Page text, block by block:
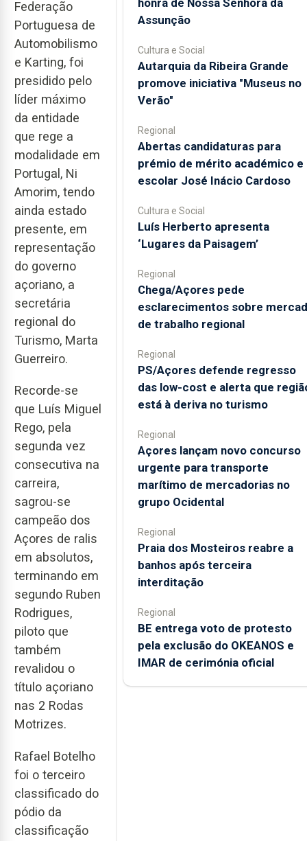
Federação
Portuguesa de
Automobilismo
e Karting, foi
presidido pelo
líder máximo
da entidade
que rege a
modalidade em
Portugal, Ni
Amorim, tendo
ainda estado
presente, em
representação
do governo
açoriano, a
secretária
regional do
Turismo, Marta
Guerreiro.
Recorde-se
que Luís Miguel
Rego, pela
segunda vez
consecutiva na
carreira,
sagrou-se
campeão dos
Açores de ralis
em absolutos,
terminando em
segundo Ruben
Rodrigues,
piloto que
também
revalidou o
título açoriano
nas 2 Rodas
Motrizes.
Rafael Botelho
foi o terceiro
classificado do
pódio da
classificação
Assunção
Cultura e Social
Autarquia da Ribeira Grande
promove iniciativa "Museus no
Verão"
Regional
Abertas candidaturas para
prémio de mérito académico e
escolar José Inácio Cardoso
Cultura e Social
Luís Herberto apresenta
‘Lugares da Paisagem’
Regional
Chega/Açores pede
esclarecimentos sobre
de trabalho regional
Regional
PS/Açores defende regresso
das low-cost e alerta que
está à deriva no turismo
Regional
Açores lançam novo concurso
urgente para transporte
marítimo de mercadorias no
grupo Ocidental
Regional
Praia dos Mosteiros reabre a
banhos após terceira
interditação
Regional
BE entrega voto de protesto
pela exclusão do OKEANOS e
IMAR de cerimónia oficial